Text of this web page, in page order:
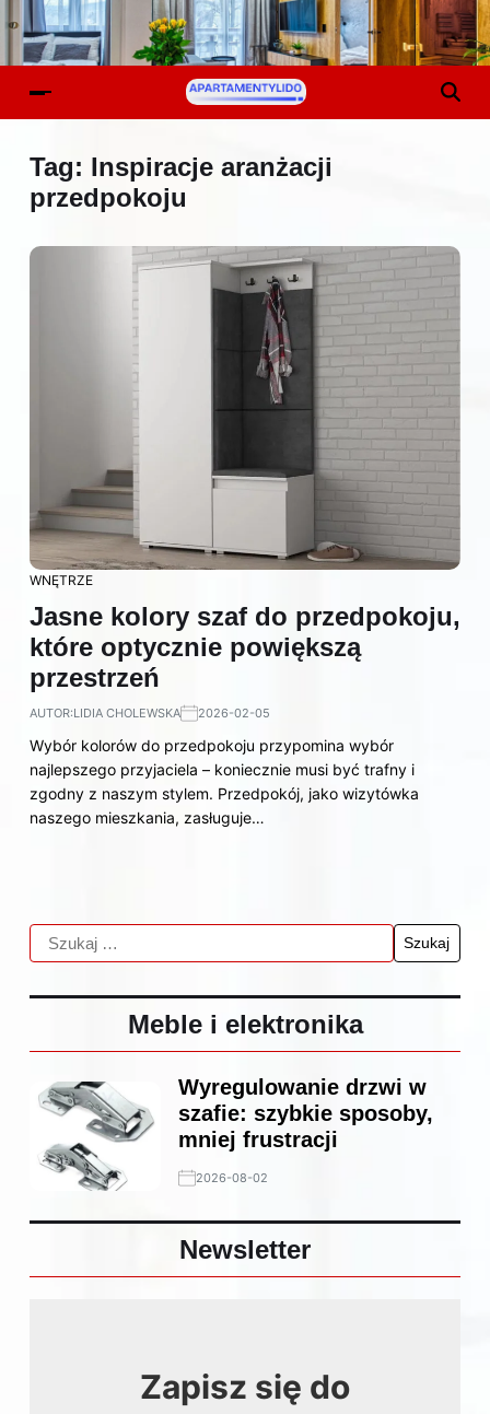
Tag: Inspiracje aranżacji
przedpokoju
WNĘTRZE
Jasne kolory szaf do przedpokoju,
które optycznie powiększą
przestrzeń
AUTOR:LIDIA CHOLEWSKA 2026-02-05
Wybór kolorów do przedpokoju przypomina wybór
najlepszego przyjaciela – koniecznie musi być trafny i
zgodny z naszym stylem. Przedpokój, jako wizytówka
naszego mieszkania, zasługuje…
Meble i elektronika
Wyregulowanie drzwi w
szafie: szybkie sposoby,
mniej frustracji
2026-08-02
Newsletter
Zapisz się do